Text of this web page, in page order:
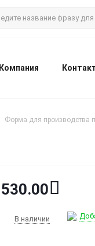
Компания
Форма для производства
530.00
В наличии